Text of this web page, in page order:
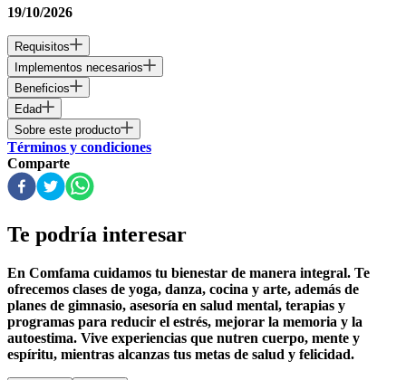
19/10/2026
Requisitos
Implementos necesarios
Beneficios
Edad
Sobre este producto
Términos y condiciones
Comparte
Te podría interesar
En Comfama cuidamos tu bienestar de manera integral. Te
ofrecemos clases de yoga, danza, cocina y arte, además de
planes de gimnasio, asesoría en salud mental, terapias y
programas para reducir el estrés, mejorar la memoria y la
autoestima. Vive experiencias que nutren cuerpo, mente y
espíritu, mientras alcanzas tus metas de salud y felicidad.